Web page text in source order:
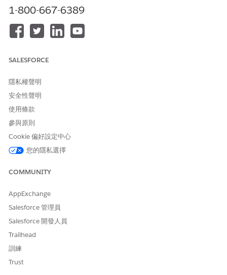
需求,例如軟體佈建、硬體升級或密碼重設。
服務目錄
所有可用 IT 服務和產品的集中存放庫。管理員
可設定目錄,以決定員工使用者可以看見哪些服
服務目錄項目
屬性
入院表單與流
程
「統一目錄」使用入院表單介面來收集使用者的
資訊。當使用者提交表單時,會建立服務要求記
錄 (例如服務要求或事件)。每個 IT 服務範本都
履行類型
中工作會路由至支援代表,或透過履行流程和第
履行流程
1-800-667-6389
SALESFORCE
隱私權聲明
安全性聲明
使用條款
參與原則
Cookie 偏好設定中心
您的隱私選擇
COMMUNITY
AppExchange
Salesforce 管理員
Salesforce 開發人員
Trailhead
訓練
Trust